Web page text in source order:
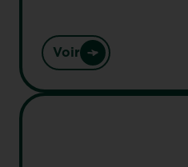
Voir